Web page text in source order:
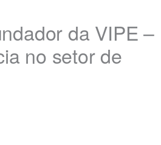
da VIPE –
no setor de